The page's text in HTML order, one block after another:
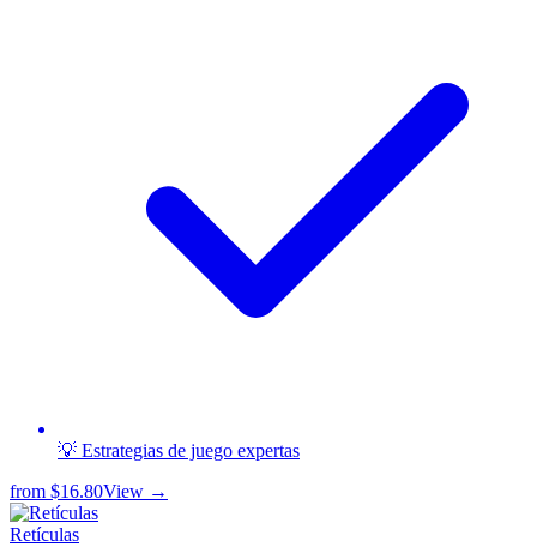
💡 Estrategias de juego expertas
from $16.80View →
Retículas